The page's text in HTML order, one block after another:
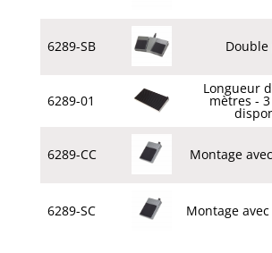
6289-SB
6289-01
Longueur
mètres -
6289-CC Montage
6289-SC Montage avec